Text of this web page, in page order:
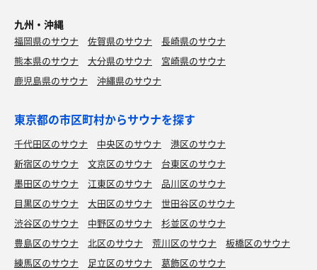
九州・沖縄
福岡県のサウナ 佐賀県のサウナ
長崎県のサウナ
熊本県のサウナ
大分県のサウナ
宮崎県のサウナ
鹿児島県のサウナ
沖縄県のサウナ
東京都の市区町村からサウナを探す
千代田区のサウナ 中央区のサウナ
港区のサウナ
新宿区のサウナ
文京区のサウナ
台東区のサウナ
墨田区のサウナ
江東区のサウナ
品川区のサウナ
目黒区のサウナ
大田区のサウナ
世田谷区のサウナ
渋谷区のサウナ
中野区のサウナ
杉並区のサウナ
豊島区のサウナ
北区のサウナ 荒川区のサウナ
板橋区のサウナ
練馬区のサウナ
足立区のサウナ
葛飾区のサウナ